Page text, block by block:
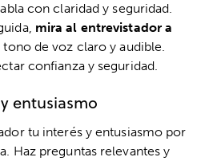
con claridad y seguridad.
mira al entrevistador a
de voz claro y audible.
confianza y seguridad.
entusiasmo
tu interés y entusiasmo por
Haz preguntas relevantes y